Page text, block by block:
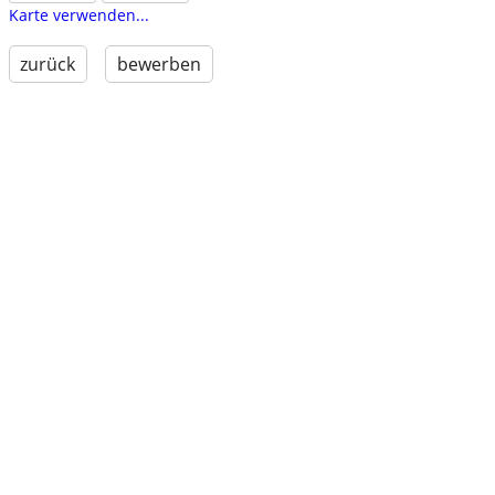
Karte verwenden...
zurück bewerben